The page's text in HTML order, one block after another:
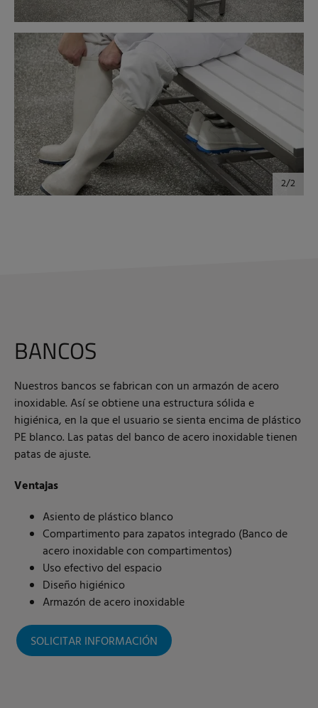
BANCOS
Nuestros bancos se fabrican con un armazón de acero
inoxidable. Así se obtiene una estructura sólida e
higiénica, en la que el usuario se sienta encima de plástico
PE blanco. Las patas del banco de acero inoxidable tienen
patas de ajuste.
Ventajas
Asiento de plástico blanco
Compartimento para zapatos integrado (Banco de
acero inoxidable con compartimentos)
Uso efectivo del espacio
Diseño higiénico
Armazón de acero inoxidable
SOLICITAR INFORMACIÓN